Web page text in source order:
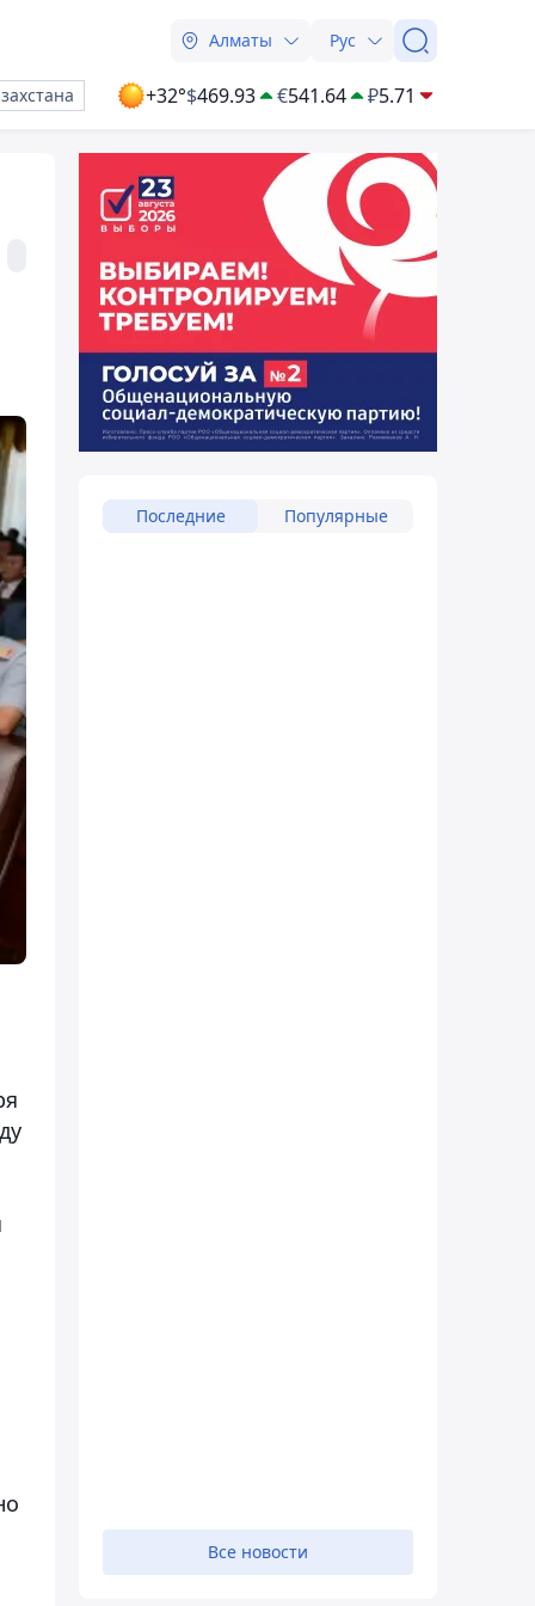
Алматы Рус
+32°$469.93 €541.64 ₽5.71
Последние Популярные
Все новости